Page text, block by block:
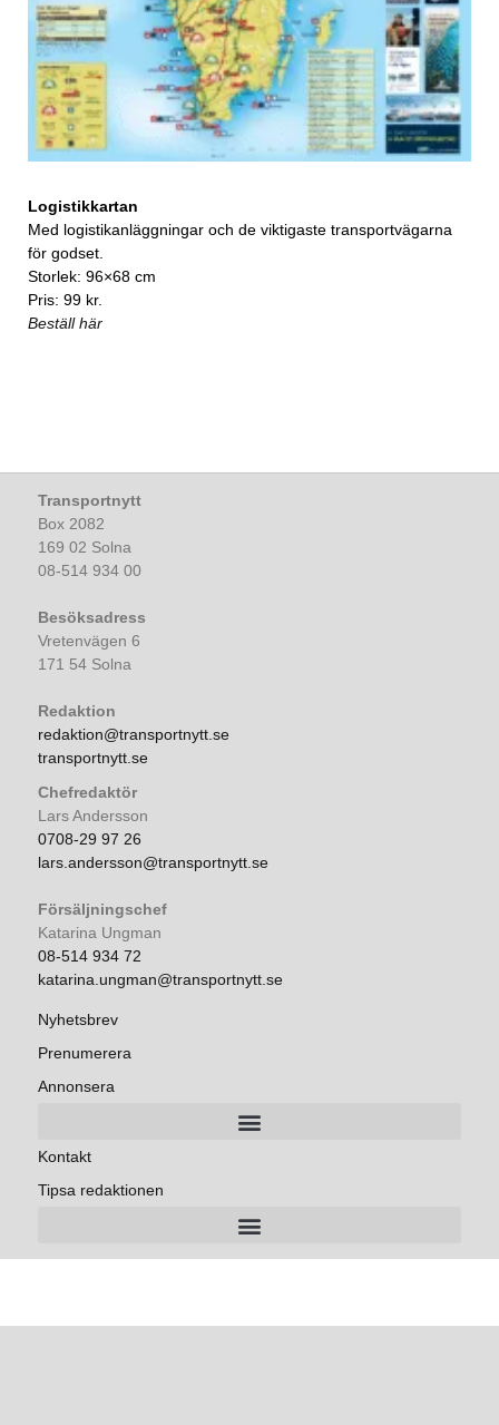
Logistikkartan
Med logistikanläggningar och de viktigaste transportvägarna
för godset.
Storlek: 96×68 cm
Pris: 99 kr.
Beställ här
Transportnytt
Box 2082
169 02 Solna
08-514 934 00
Besöksadress
Vretenvägen 6
171 54 Solna
Redaktion
redaktion@transportnytt.se
transportnytt.se
Chefredaktör
Lars Andersson
0708-29 97 26
lars.andersson@transportnytt.se
Försäljningschef
Katarina Ungman
08-514 934 72
katarina.ungman@transportnytt.se
Nyhetsbrev
Prenumerera
Annonsera
Kontakt
Tipsa redaktionen